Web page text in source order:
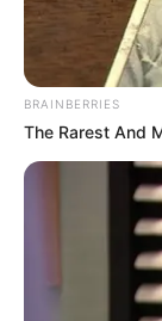
BRAINBERRIES
The Rarest And